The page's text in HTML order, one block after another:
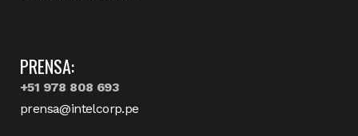
PRENSA:
+51 978 808 693
prensa@intelcorp.pe